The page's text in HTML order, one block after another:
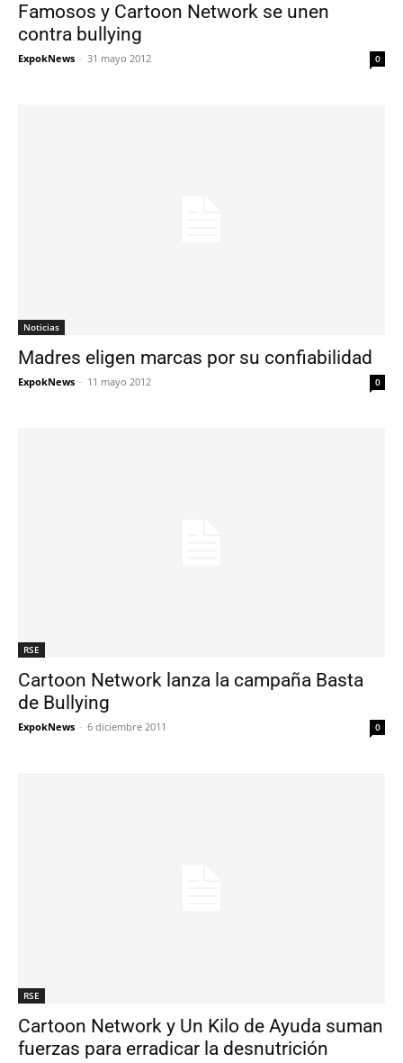
Famosos y Cartoon Network se unen
contra bullying
ExpokNews - 31 mayo 2012 0
Noticias
Madres eligen marcas por su confiabilidad
ExpokNews - 11 mayo 2012 0
RSE
Cartoon Network lanza la campaña Basta
de Bullying
ExpokNews - 6 diciembre 2011 0
RSE
Cartoon Network y Un Kilo de Ayuda suman
fuerzas para erradicar la desnutrición